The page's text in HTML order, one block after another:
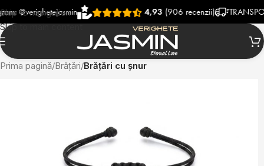
Skip to navigation
Skip to main content
4,93(906 recenzii) TRANSPORT
Prima pagină Brățări Brățări cu șnur